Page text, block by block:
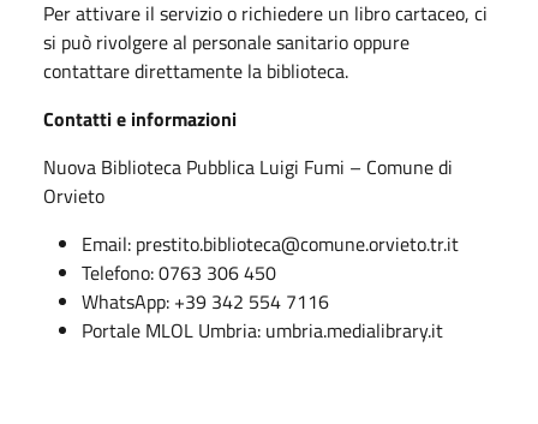
Per attivare il servizio o richiedere un libro cartaceo, ci
si può rivolgere al personale sanitario oppure
contattare direttamente la biblioteca.
Contatti e informazioni
Nuova Biblioteca Pubblica Luigi Fumi – Comune di
Orvieto
Email: prestito.biblioteca@comune.orvieto.tr.it
Telefono: 0763 306 450
WhatsApp: +39 342 554 7116
Portale MLOL Umbria: umbria.medialibrary.it